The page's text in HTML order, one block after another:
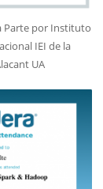
Parte por Instituto
IEI de la
UA